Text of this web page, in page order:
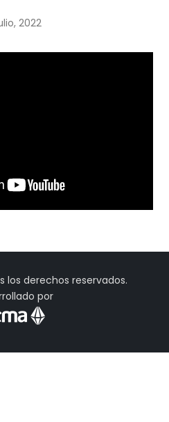
2022
los derechos reservados.
por